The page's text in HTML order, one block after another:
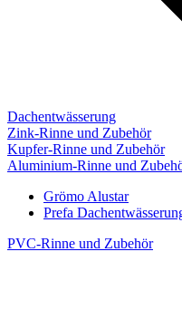
Dachentwässerung
Zink-Rinne und Zubehör
Kupfer-Rinne und Zubehör
Aluminium-Rinne und
Grömo Alustar
Prefa
PVC-Rinne und Zubehör